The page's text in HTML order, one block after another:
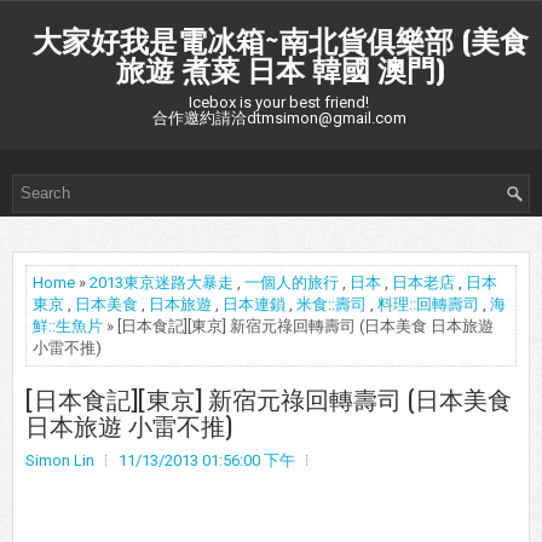
大家好我是電冰箱~南北貨俱樂部 (美食
旅遊 煮菜 日本 韓國 澳門)
Icebox is your best friend!
合作邀約請洽dtmsimon@gmail.com
Home » 2013東京迷路大暴走 , 一個人的旅行 , 日本 , 日本老店 , 日本
東京 , 日本美食 , 日本旅遊 , 日本連鎖 , 米食::壽司 , 料理::回轉壽司 , 海
鮮::生魚片 » [日本食記][東京] 新宿元祿回轉壽司 (日本美食 日本旅遊
小雷不推)
[日本食記][東京] 新宿元祿回轉壽司 (日本美食
日本旅遊 小雷不推)
Simon Lin 11/13/2013 01:56:00 下午